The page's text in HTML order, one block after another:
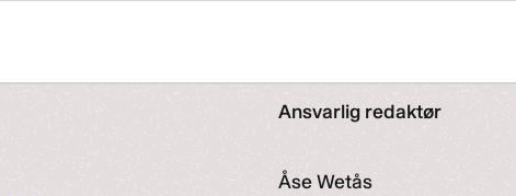
Ansvarlig redaktør
Åse Wetås